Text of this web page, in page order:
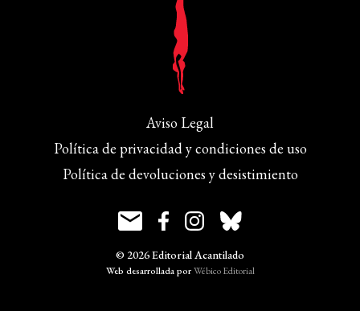
Aviso Legal
Política de privacidad y condiciones de uso
Política de devoluciones y desistimiento
© 2026 Editorial Acantilado
Web desarrollada porWébico Editorial